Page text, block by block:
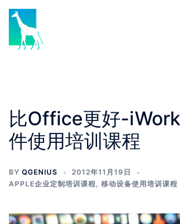
Skip
content
比Office更好-
件使用培训课程
BY QGENIUS
2012年11月19日
APPLE企业定制培训课程, 移动设备使用培训课程